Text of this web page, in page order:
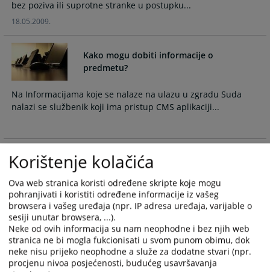
calendar
and
select
date.
Press
the
question
to
get
keyboard
shortcuts
for
changing
dates.
calendar
a
date.
the
question
to
get
keyboard
shortcuts
for
changing
dates.
18.05.2009.
Kako mogu dobiti informacije o
predmetu?
Na Informacijama koje se nalaze na ulazu u zgradu Suda
nalazi se službenik koji ima pristup CMS aplikaciji...
Kako pokrenuti postupak zaostavštine?
Kada osoba / lice koja ima stalno prebivalište u Općininama
Višegrad, Rudo, Rogatica ili Novo Goražde umre ...
Kako sastaviti testament?
Korištenje kolačića
Ova web stranica koristi određene skripte koje mogu
pohranjivati i koristiti određene informacije iz vašeg
browsera i vašeg uređaja (npr. IP adresa uređaja, varijable o
sesiji unutar browsera, ...).
Neke od ovih informacija su nam neophodne i bez njih web
stranica ne bi mogla fukcionisati u svom punom obimu, dok
neke nisu prijeko neophodne a služe za dodatne stvari (npr.
procjenu nivoa posjećenosti, budućeg usavršavanja